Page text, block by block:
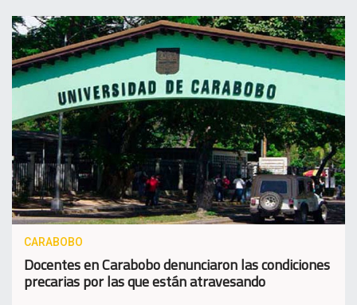
CARABOBO
Docentes en Carabobo denunciaron las condiciones
precarias por las que están atravesando